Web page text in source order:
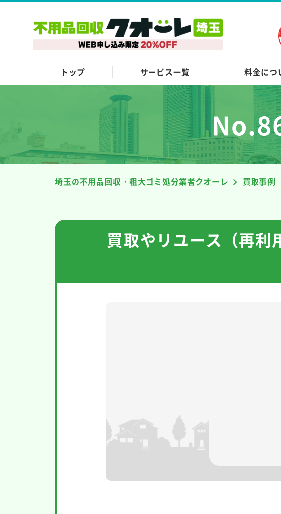
トップ サービス一覧 料金につ
埼玉の不用品回収・粗大ゴミ処分業者クオーレ 買取事例
買取やリユース（再利